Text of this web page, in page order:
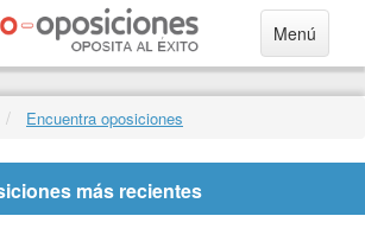
Menú
Encuentra oposiciones
más recientes